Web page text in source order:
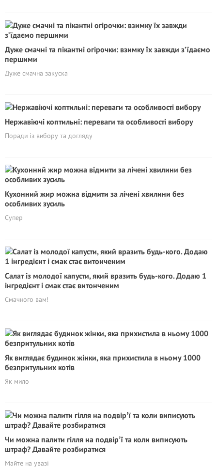
Дуже смачні та пікантні огірочки: взимку їх завжди з’їдаємо
першими
Дуже смачна закуска
Нержавіючі коптильні: переваги та особливості вибору
Поради із вибору та догляду
Кухонний жир можна відмити за лічені хвилини без
особливих зусиль
Супер
Салат із молодої капусти, який вразить будь-кого. Додаю 1
інгредієнт і смак стає витонченим
Смачного вам!
Як виглядає будинок жінки, яка прихистила в ньому 1000
безпритульних котів
Як мило
Чи можна палити гілля на подвірʼї та коли виписують
штраф? Давайте розбиратися
Майте на увазі